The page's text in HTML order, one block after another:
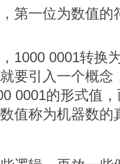
第一位为数值的
1000 0001转换
要引入一个概念
0001的形式值
值称为机器数的